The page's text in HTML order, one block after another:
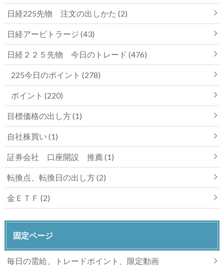
日経225先物 注文の出しかた (2)
日経アービトラージ (43)
日経２２５先物 今日のトレード (476)
225今日のポイント (278)
ポイント (220)
目標価格の出し方(1)
自社株買い (1)
証券会社 口座開設 推薦(1)
転換点、転換日の出し方(2)
金ＥＴＦ (2)
固定ページ
毎日の需給、トレードポイント、限定動画